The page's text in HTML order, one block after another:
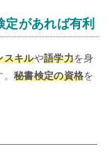
があれば有利
スキルや語学力を身
秘書検定の資格を